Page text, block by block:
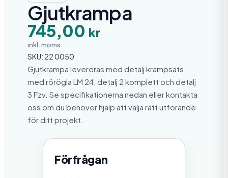
Gjutkrampa
745,00 kr
inkl. moms
SKU: 22 0050
Gjutkrampa levereras med detalj krampsats
med rörögla LM 24, detalj 2 komplett och detalj
3 Fzv. Se specifikationerna nedan eller kontakta
oss om du behöver hjälp att välja rätt utförande
för ditt projekt.
Förfrågan